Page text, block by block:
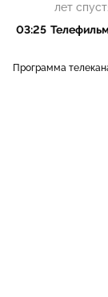
лет
03:25
Программа